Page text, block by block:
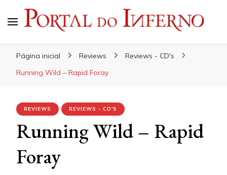
Página inicial Reviews
Reviews - CD's
Running Wild – Rapid Foray
REVIEWS REVIEWS - CD'S
Running Wild – Rapid
Foray